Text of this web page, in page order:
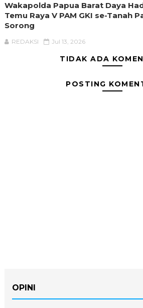
Wakapolda Papua Barat Daya
Temu Raya V PAM GKI se-Tanah
Sorong
REDAKSI Jul 13, 2026
TIDAK ADA
POSTING
OPINI